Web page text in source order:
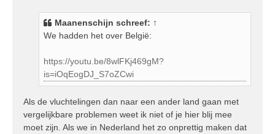
Maanenschijn schreef: ↑
We hadden het over België:
https://youtu.be/8wlFKj469gM?
is=iOqEogDJ_S7oZCwi
Als de vluchtelingen dan naar een ander land gaan met
vergelijkbare problemen weet ik niet of je hier blij mee
moet zijn. Als we in Nederland het zo onprettig maken dat